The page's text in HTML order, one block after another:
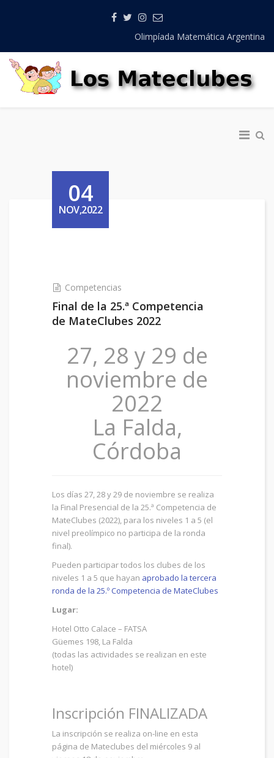
Olimpíada Matemática Argentina
04
NOV,2022
Competencias
Final de la 25.ª Competencia
de MateClubes 2022
27, 28 y 29 de
noviembre de
2022
La Falda,
Córdoba
Los días 27, 28 y 29 de noviembre se realiza
la Final Presencial de la 25.ª Competencia de
MateClubes (2022), para los niveles 1 a 5 (el
nivel preolímpico no participa de la ronda
final).
Pueden participar todos los clubes de los
niveles 1 a 5 que hayan aprobado la tercera
ronda de la 25.º Competencia de MateClubes
Lugar:
Hotel Otto Calace – FATSA
Güemes 198, La Falda
(todas las actividades se realizan en este
hotel)
Inscripción FINALIZADA
La inscripción se realiza on-line en esta
página de Mateclubes del miércoles 9 al